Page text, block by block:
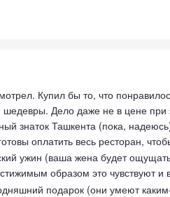
Купил бы то, что
Дело даже не в цене
знаток Ташкента (пока,
оплатить весь ресторан,
ужин (ваша жена будет
образом это чувствуют и
подарок (они умеют